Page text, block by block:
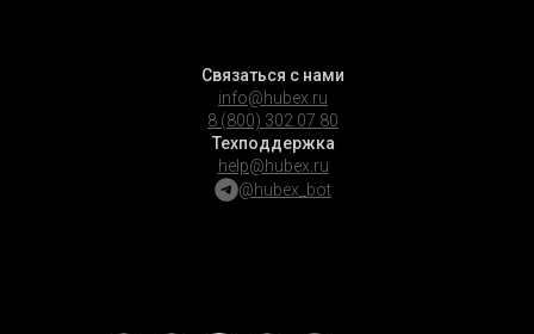
Связаться с нами
info@hubex.ru
8 (800) 302 07 80
Техподдержка
help@hubex.ru
@hubex_bot